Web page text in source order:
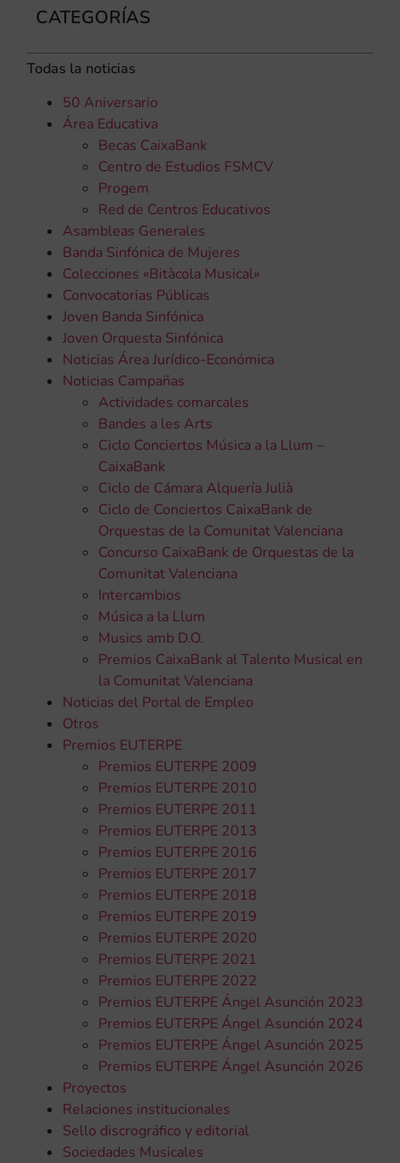
CATEGORÍAS
Todas la noticias
50 Aniversario
Área Educativa
Becas CaixaBank
Centro de Estudios FSMCV
Progem
Red de Centros Educativos
Asambleas Generales
Banda Sinfónica de Mujeres
Colecciones «Bitàcola Musical»
Convocatorias Públicas
Joven Banda Sinfónica
Joven Orquesta Sinfónica
Noticias Área Jurídico-Económica
Noticias Campañas
Actividades comarcales
Bandes a les Arts
Ciclo Conciertos Música a la Llum –
CaixaBank
Ciclo de Cámara Alquería Julià
Ciclo de Conciertos CaixaBank de
Orquestas de la Comunitat Valenciana
Concurso CaixaBank de Orquestas de la
Comunitat Valenciana
Intercambios
Música a la Llum
Musics amb D.O.
Premios CaixaBank al Talento Musical en
la Comunitat Valenciana
Noticias del Portal de Empleo
Otros
Premios EUTERPE
Premios EUTERPE 2009
Premios EUTERPE 2010
Premios EUTERPE 2011
Premios EUTERPE 2013
Premios EUTERPE 2016
Premios EUTERPE 2017
Premios EUTERPE 2018
Premios EUTERPE 2019
Premios EUTERPE 2020
Premios EUTERPE 2021
Premios EUTERPE 2022
Premios EUTERPE Ángel Asunción 2023
Premios EUTERPE Ángel Asunción 2024
Premios EUTERPE Ángel Asunción 2025
Premios EUTERPE Ángel Asunción 2026
Proyectos
Relaciones institucionales
Sello discrográfico y editorial
Sociedades Musicales